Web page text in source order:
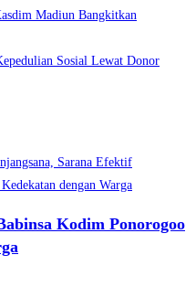
Madiun Bangkitkan
Sosial Lewat Donor
Kodim Ponorogoo